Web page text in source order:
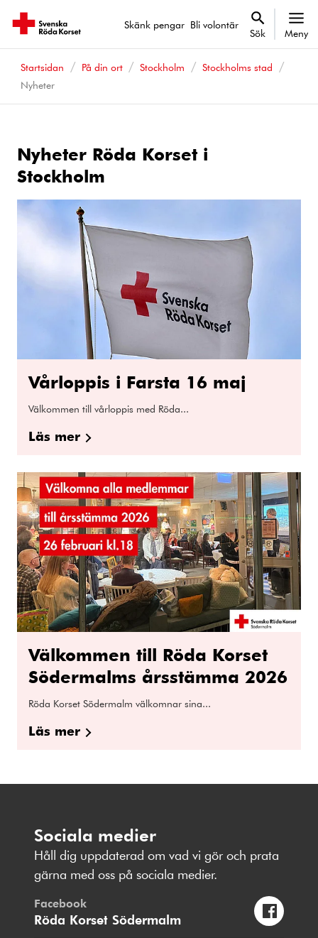
Skänk pengar Bli volontär
Sök Meny
Startsidan På din ort Stockholm
Stockholms stad
Nyheter
Nyheter Röda Korset i
Stockholm
Vårloppis i Farsta 16 maj
Välkommen till vårloppis med Röda...
Läs mer
Välkommen till Röda Korset
Södermalms årsstämma 2026
Röda Korset Södermalm välkomnar sina...
Läs mer
Sociala medier
Håll dig uppdaterad om vad vi gör och prata
gärna med oss på sociala medier.
Facebook
Röda Korset Södermalm